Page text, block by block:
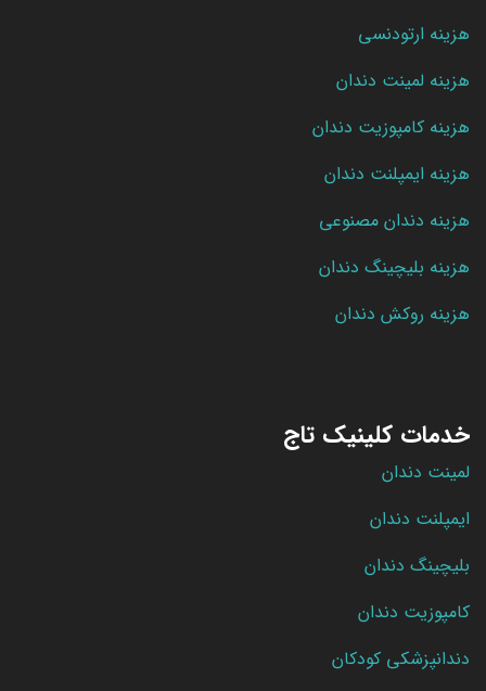
هزینه ارتودنسی
هزینه لمینت دندان
هزینه کامپوزیت دندان
هزینه ایمپلنت دندان
هزینه دندان مصنوعی
هزینه بلیچینگ دندان
هزینه روکش دندان
خدمات کلینیک تاج
لمینت دندان
ایمپلنت دندان
بلیچینگ دندان
کامپوزیت دندان
دندانپزشکی کودکان